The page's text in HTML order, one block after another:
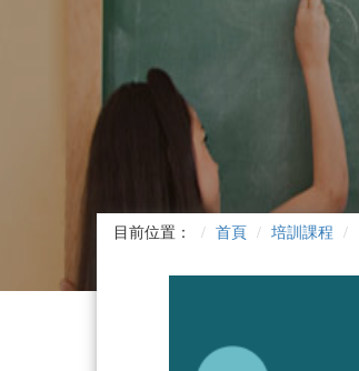
目前位置： 首頁 培訓課程